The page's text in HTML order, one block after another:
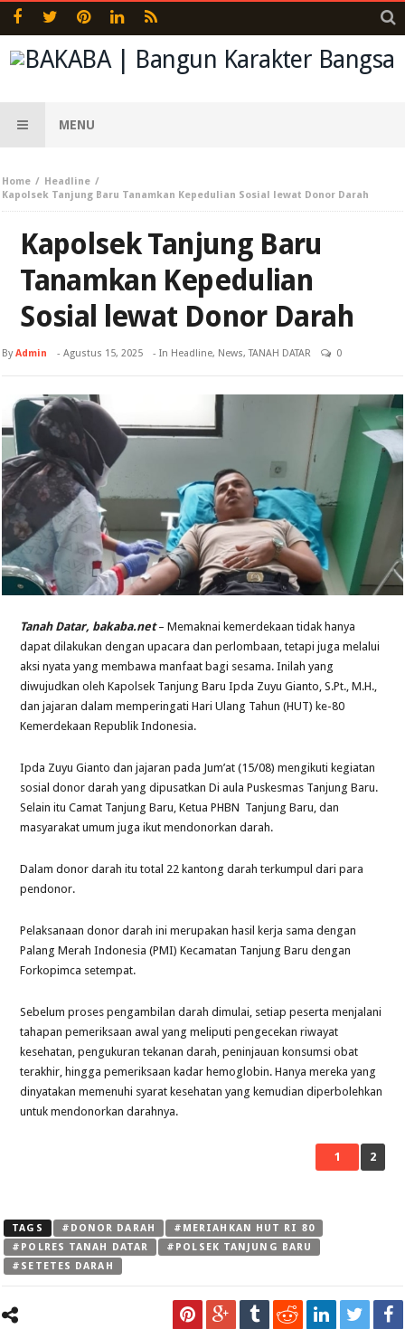
MENU
Home
Headline
Kapolsek Tanjung Baru Tanamkan Kepedulian Sosial lewat Donor Darah
Kapolsek Tanjung Baru
Tanamkan Kepedulian
Sosial lewat Donor Darah
ByAdmin -Agustus 15, 2025 - In Headline, News,TANAH DATAR 0
Tanah Datar, bakaba.net – Memaknai kemerdekaan tidak hanya
dapat dilakukan dengan upacara dan perlombaan, tetapi juga melalui
aksi nyata yang membawa manfaat bagi sesama. Inilah yang
diwujudkan oleh Kapolsek Tanjung Baru Ipda Zuyu Gianto, S.Pt., M.H.,
dan jajaran dalam memperingati Hari Ulang Tahun (HUT) ke-80
Kemerdekaan Republik Indonesia.
Ipda Zuyu Gianto dan jajaran pada Jum’at (15/08) mengikuti kegiatan
sosial donor darah yang dipusatkan Di aula Puskesmas Tanjung Baru.
Selain itu Camat Tanjung Baru, Ketua PHBN Tanjung Baru, dan
masyarakat umum juga ikut mendonorkan darah.
Dalam donor darah itu total 22 kantong darah terkumpul dari para
pendonor.
Pelaksanaan donor darah ini merupakan hasil kerja sama dengan
Palang Merah Indonesia (PMI) Kecamatan Tanjung Baru dengan
Forkopimca setempat.
Sebelum proses pengambilan darah dimulai, setiap peserta menjalani
tahapan pemeriksaan awal yang meliputi pengecekan riwayat
kesehatan, pengukuran tekanan darah, peninjauan konsumsi obat
terakhir, hingga pemeriksaan kadar hemoglobin. Hanya mereka yang
dinyatakan memenuhi syarat kesehatan yang kemudian diperbolehkan
untuk mendonorkan darahnya.
1 2
TAGS #DONOR DARAH
#MERIAHKAN HUT RI 80
#POLRES TANAH DATAR
#POLSEK TANJUNG BARU
#SETETES DARAH